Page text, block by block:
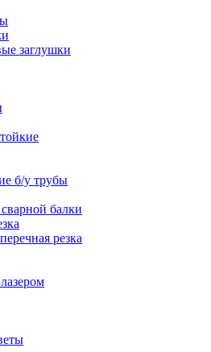
заглушки
б/у трубы
балки
резка